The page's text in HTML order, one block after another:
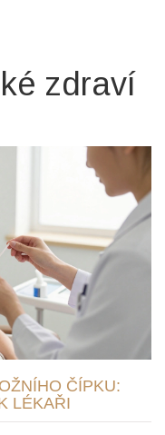
zdraví
ČÍPKU:
LÉKAŘI